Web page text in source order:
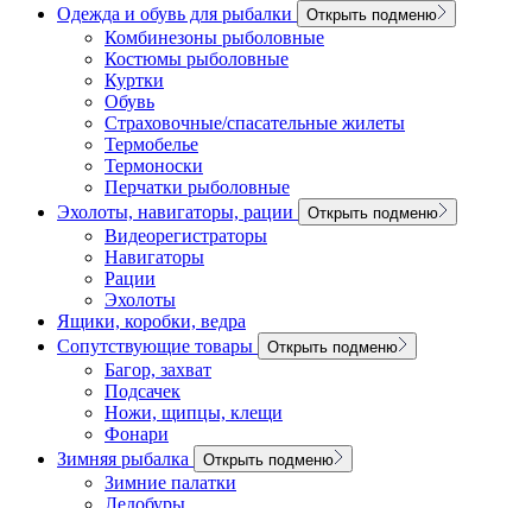
Одежда и обувь для рыбалки
Открыть подменю
Комбинезоны рыболовные
Костюмы рыболовные
Куртки
Обувь
Страховочные/спасательные жилеты
Термобелье
Термоноски
Перчатки рыболовные
Эхолоты, навигаторы, рации
Открыть подменю
Видеорегистраторы
Навигаторы
Рации
Эхолоты
Ящики, коробки, ведра
Сопутствующие товары
Открыть подменю
Багор, захват
Подсачек
Ножи, щипцы, клещи
Фонари
Зимняя рыбалка
Открыть подменю
Зимние палатки
Ледобуры